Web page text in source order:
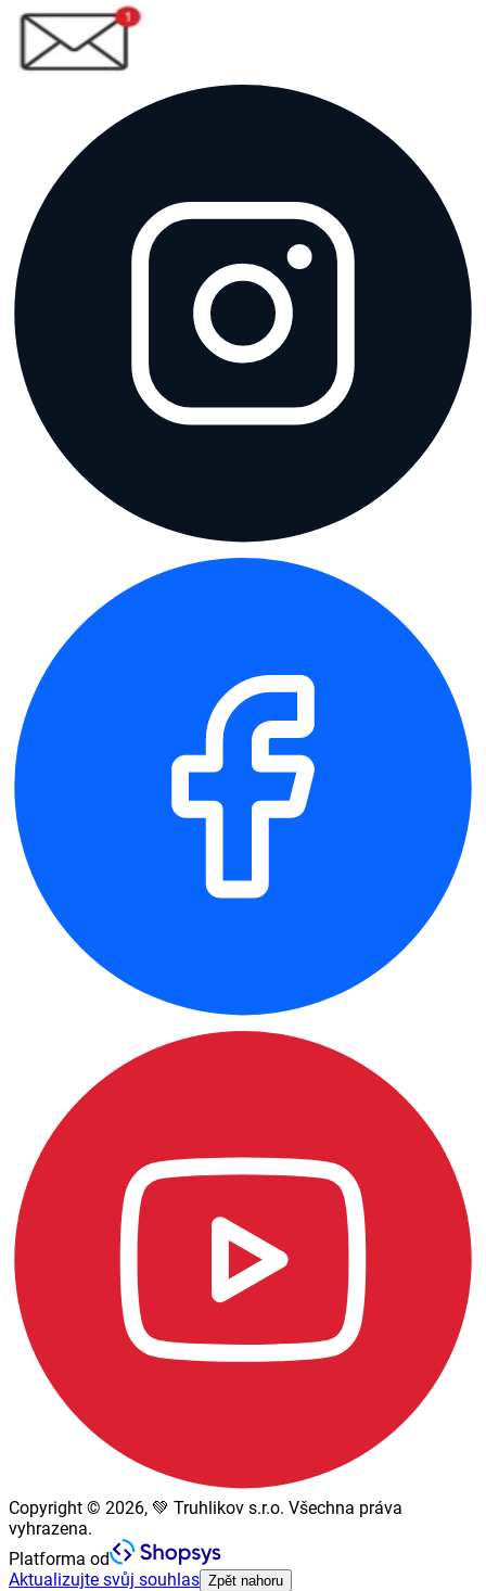
Copyright © 2026, 💚 Truhlikov s.r.o. Všechna práva
vyhrazena.
Platforma od
Aktualizujte svůj souhlas Zpět nahoru